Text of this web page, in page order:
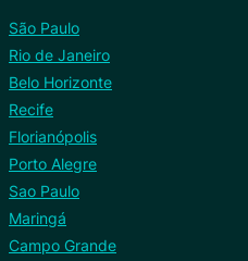
São Paulo
Rio de Janeiro
Belo Horizonte
Recife
Florianópolis
Porto Alegre
Sao Paulo
Maringá
Campo Grande